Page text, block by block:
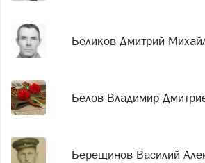
Беликов Дмитрий
Белов Владимир
Берещинов Василий